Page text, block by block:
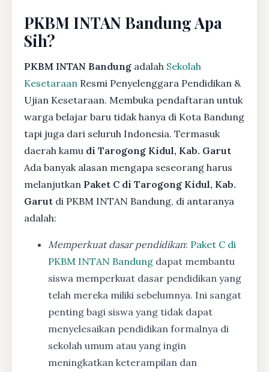
PKBM INTAN Bandung Apa
Sih?
PKBM INTAN Bandung adalah Sekolah
Kesetaraan Resmi Penyelenggara Pendidikan &
Ujian Kesetaraan. Membuka pendaftaran untuk
warga belajar baru tidak hanya di Kota Bandung
tapi juga dari seluruh Indonesia. Termasuk
daerah kamu di Tarogong Kidul, Kab. Garut
Ada banyak alasan mengapa seseorang harus
melanjutkan Paket C di Tarogong Kidul, Kab.
Garut di PKBM INTAN Bandung, di antaranya
adalah:
Memperkuat dasar pendidikan: Paket C di
PKBM INTAN Bandung dapat membantu
siswa memperkuat dasar pendidikan yang
telah mereka miliki sebelumnya. Ini sangat
penting bagi siswa yang tidak dapat
menyelesaikan pendidikan formalnya di
sekolah umum atau yang ingin
meningkatkan keterampilan dan